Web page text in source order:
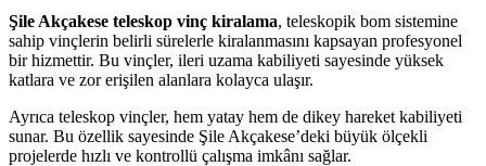
Şile Akçakese teleskop vinç kiralama, teleskopik bom sistemine
sahip vinçlerin belirli sürelerle kiralanmasını kapsayan profesyonel
bir hizmettir. Bu vinçler, ileri uzama kabiliyeti sayesinde yüksek
katlara ve zor erişilen alanlara kolayca ulaşır.
Ayrıca teleskop vinçler, hem yatay hem de dikey hareket kabiliyeti
sunar. Bu özellik sayesinde Şile Akçakese’deki büyük ölçekli
projelerde hızlı ve kontrollü çalışma imkânı sağlar.